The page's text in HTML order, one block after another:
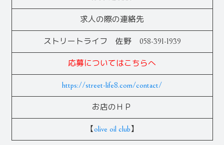
求人の際の連絡先
ストリートライフ 佐野 058-391-1939
応募についてはこちらへ
https://street-life8.com/contact/
お店のＨＰ
【olive oil club】